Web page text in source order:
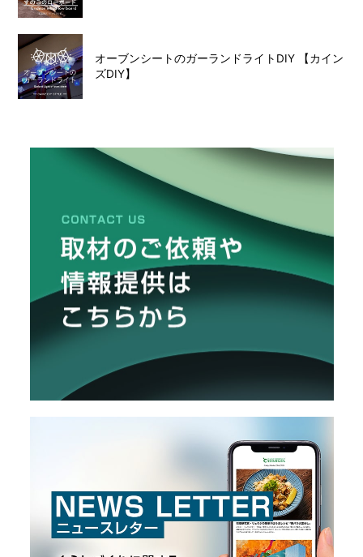
オーブンシートのガーランドライトDIY 【カイン
ズDIY】